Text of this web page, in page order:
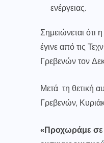
ενέργειας.
Σημειώνεται ότι
έγινε από τις
Γρεβενών τον
Μετά τη θετική
Γρεβενών,
«Προχωράμε